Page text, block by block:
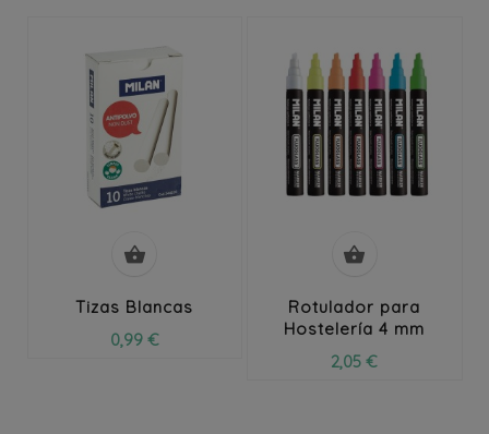

Tizas Blancas
0,99 €

Rotulador para
Hostelería 4 mm
2,05 €